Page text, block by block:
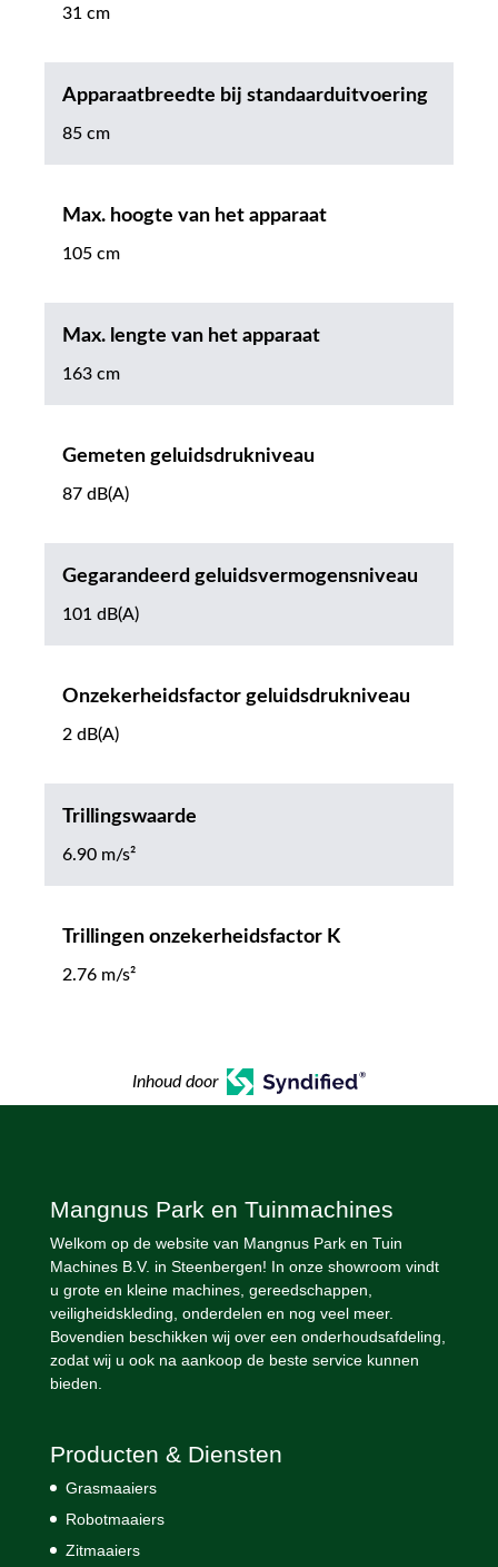
31 cm
Apparaatbreedte bij standaarduitvoering
85 cm
Max. hoogte van het apparaat
105 cm
Max. lengte van het apparaat
163 cm
Gemeten geluidsdrukniveau
87 dB(A)
Gegarandeerd geluidsvermogensniveau
101 dB(A)
Onzekerheidsfactor geluidsdrukniveau
2 dB(A)
Trillingswaarde
6.90 m/s²
Trillingen onzekerheidsfactor K
2.76 m/s²
Inhoud door
Mangnus Park en Tuinmachines
Welkom op de website van Mangnus Park en Tuin
Machines B.V. in Steenbergen! In onze showroom vindt
u grote en kleine machines, gereedschappen,
veiligheidskleding, onderdelen en nog veel meer.
Bovendien beschikken wij over een onderhoudsafdeling,
zodat wij u ook na aankoop de beste service kunnen
bieden.
Producten & Diensten
Grasmaaiers
Robotmaaiers
Zitmaaiers